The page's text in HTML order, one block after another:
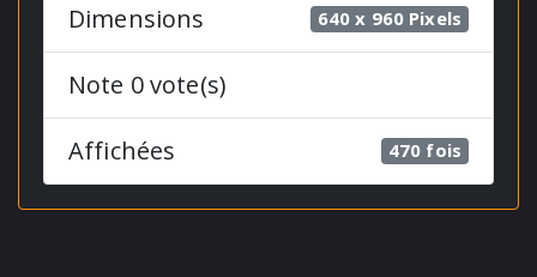
Dimensions 640 x 960 Pixels
Note 0 vote(s)
Affichées 470 fois